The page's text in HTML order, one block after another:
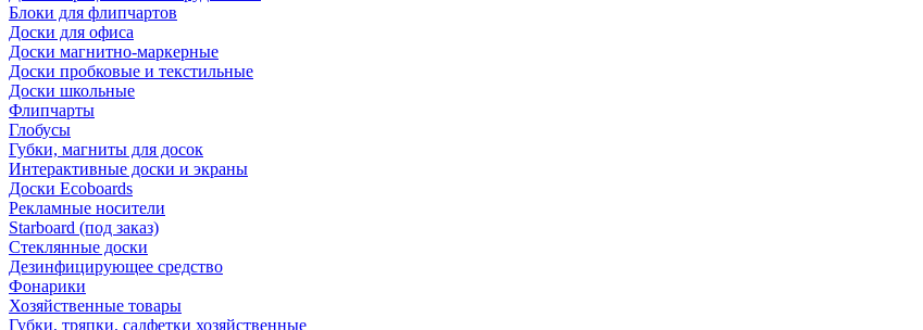
Блоки для флипчартов
Доски для офиса
Доски магнитно-маркерные
Доски пробковые и текстильные
Доски школьные
Флипчарты
Глобусы
Губки, магниты для досок
Интерактивные доски и экраны
Доски Ecoboards
Рекламные носители
Starboard (под заказ)
Стеклянные доски
Дезинфицирующее средство
Фонарики
Хозяйственные товары
Губки, тряпки, салфетки хозяйственные